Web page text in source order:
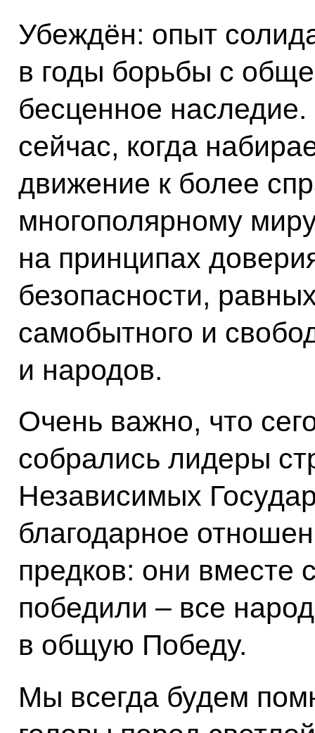
Убеждён: опыт
в годы борьбы с
бесценное
сейчас, когда
движение к более
многополярному
на принципах
безопасности,
самобытного и
и народов.
Очень важно, что
собрались лидеры
Независимых
благодарное
предков: они вместе
победили – все
в общую Победу.
Мы всегда будем